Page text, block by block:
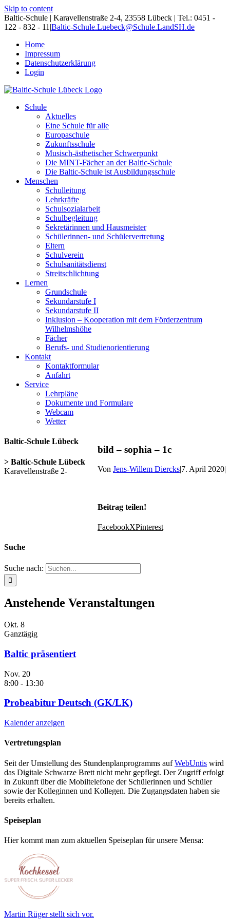
Skip to content
Baltic-Schule | Karavellenstraße 2-4, 23558 Lübeck | Tel.: 0451 -
122 - 832 - 11 |Baltic-Schule.Luebeck@Schule.LandSH.de
Home
Impressum
Datenschutzerklärung
Login
Schule
Aktuelles
Eine Schule für alle
Europaschule
Zukunftsschule
Musisch-ästhetischer Schwerpunkt
Die MINT-Fächer an der Baltic-Schule
Die Baltic-Schule ist Ausbildungsschule
Menschen
Schulleitung
Lehrkräfte
Schulsozialarbeit
Schulbegleitung
Sekretärinnen und Hausmeister
Schülerinnen- und Schülervertretung
Eltern
Schulverein
Schulsanitätsdienst
Streitschlichtung
Lernen
Grundschule
Sekundarstufe I
Sekundarstufe II
Inklusion – Kooperation mit dem Förderzentrum
Wilhelmshöhe
Fächer
Berufs- und Studienorientierung
Kontakt
Kontaktformular
Anfahrt
Service
Lehrpläne
Dokumente und Formulare
Webcam
Wetter
bild – sophia – 1c
Von Jens-Willem Diercks|7. April 2020|
Beitrag teilen!
FacebookXPinterest
Suche
Suche nach:
Anstehende Veranstaltungen
Okt. 8
Ganztägig
Baltic präsentiert
Nov. 20
8:00 - 13:30
Probeabitur Deutsch (GK/LK)
Kalender anzeigen
Vertretungsplan
Seit der Umstellung des Stundenplanprogramms aufWebUntis wird
das Digitale Schwarze Brett nicht mehr gepflegt. Der Zugriff erfolgt
in Zukunft über die Mobiltelefone der Schülerinnen und Schüler
sowie der Kolleginnen und Kollegen. Die Zugangsdaten haben sie
bereits erhalten.
Speiseplan
Hier kommt man zum aktuellen Speiseplan für unsere Mensa:
Martin Rüger stellt sich vor.
Baltic-Schule Lübeck
> Baltic-Schule Lübeck
Karavellenstraße 2-